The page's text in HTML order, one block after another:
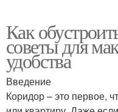
Как
советы для
удобства
Введение
Коридор – это первое,